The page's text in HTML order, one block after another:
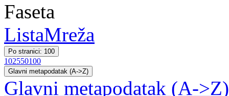
Faseta
ListaMreža
Po stranici: 100
102550100
Glavni metapodatak (A->Z)
Glavni metapodatak (A->Z)